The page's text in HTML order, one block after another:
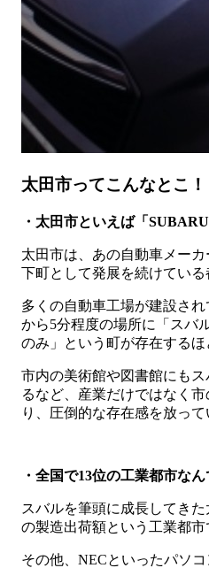
太田市ってこんなとこ！
・太田市といえば「SUBARU
太田市は、あの自動車メー
下町として発展を続けている
多くの自動車工場が建設さ
から5分程度の場所に「スバ
のみ」という町が存在するほ
市内の美術館や図書館にも
るなど、産業だけではなく
り、圧倒的な存在感を放って
・全国で13位の工業都市なん
スバルを筆頭に成長してき
の製造出荷額という工業都市
その他、NECといったパソ